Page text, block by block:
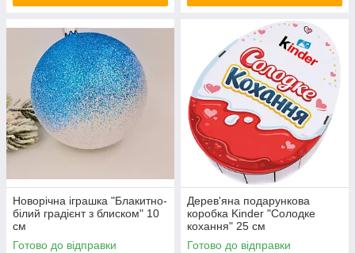
Новорічна іграшка "Блакитно-
білий градієнт з блиском" 10
см
Готово до відправки
Дерев'яна подарункова
коробка Kinder "Солодке
кохання" 25 см
Готово до відправки